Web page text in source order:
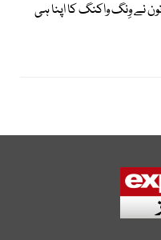
سالہ خاتون نے وِنگ واکنگ کا اپنا ہی